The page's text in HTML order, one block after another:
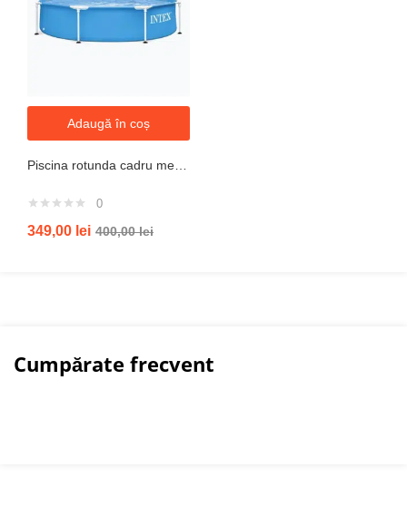
Adaugă în coș
0
349,00 lei 400,00lei
Cumpărate frecvent